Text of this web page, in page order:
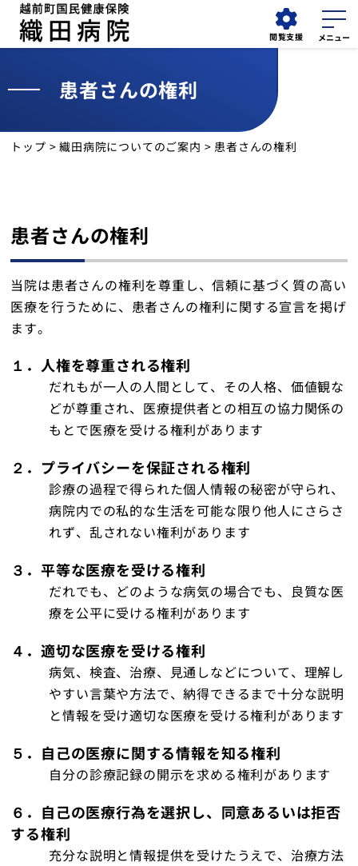
閲覧支援
外来
採用情報 検索
入院・面会
診療科
診療部門
健診・人間ドック
在宅サービス
越前町児童デイサービスセンターすてっぷ
織田病院について
医療関係者の方へ
アクセス
お問い合わせ
トップ
患者さんの権利
トップ >織田病院についてのご案内 > 患者さんの権利
患者さんの権利
当院は患者さんの権利を尊重し、信頼に基づく質の高い
医療を行うために、患者さんの権利に関する宣言を掲げ
ます。
１．人権を尊重される権利
だれもが一人の人間として、その人格、価値観な
どが尊重され、医療提供者との相互の協力関係の
もとで医療を受ける権利があります
２．プライバシーを保証される権利
診療の過程で得られた個人情報の秘密が守られ、
病院内での私的な生活を可能な限り他人にさらさ
れず、乱されない権利があります
３．平等な医療を受ける権利
だれでも、どのような病気の場合でも、良質な医
療を公平に受ける権利があります
４．適切な医療を受ける権利
病気、検査、治療、見通しなどについて、理解し
やすい言葉や方法で、納得できるまで十分な説明
と情報を受け適切な医療を受ける権利があります
５．自己の医療に関する情報を知る権利
自分の診療記録の開示を求める権利があります
６．自己の医療行為を選択し、同意あるいは拒否
する権利
充分な説明と情報提供を受けたうえで、治療方法